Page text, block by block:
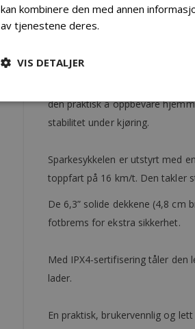
I Scoot S3 elektrisk
Med en vekt på kun 6,5 kg er
den praktisk å oppbevare
stabilitet under kjøring.
Sparkesykkelen er utstyrt med
toppfart på 16 km/t. Den takler
De 6,3” solide dekkene (4,8 cm
fotbrems for ekstra sikkerhet.
Med IPX4-sertifisering tåler den
lader.
En praktisk, brukervennlig og
kan kombinere den med annen
av tjenestene deres.
VIS DETALJER